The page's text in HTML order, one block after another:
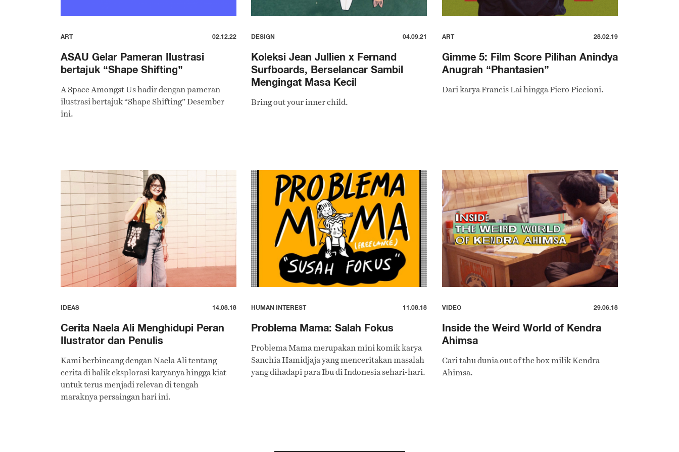
ART 02.12.22
ASAU Gelar Pameran Ilustrasi
bertajuk “Shape Shifting”
A Space Amongst Us hadir dengan pameran
ilustrasi bertajuk “Shape Shifting” Desember
ini.
DESIGN 04.09.21
Koleksi Jean Jullien x Fernand
Surfboards, Berselancar Sambil
Mengingat Masa Kecil
Bring out your inner child.
ART 28.02.19
Gimme 5: Film Score Pilihan Anindya
Anugrah “Phantasien”
Dari karya Francis Lai hingga Piero Piccioni.
IDEAS 14.08.18
Cerita Naela Ali Menghidupi Peran
Ilustrator dan Penulis
Kami berbincang dengan Naela Ali tentang
cerita di balik eksplorasi karyanya hingga kiat
untuk terus menjadi relevan di tengah
maraknya persaingan hari ini.
HUMAN INTEREST 11.08.18
Problema Mama: Salah Fokus
Problema Mama merupakan mini komik karya
Sanchia Hamidjaja yang menceritakan masalah
yang dihadapi para Ibu di Indonesia sehari-hari.
VIDEO 29.06.18
Inside the Weird World of Kendra
Ahimsa
Cari tahu dunia out of the box milik Kendra
Ahimsa.